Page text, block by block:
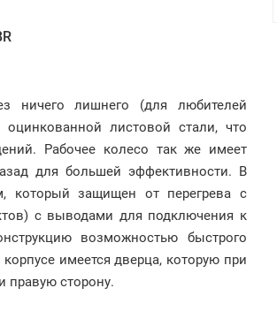
ничего лишнего (для любителей
листовой стали, что
Рабочее колесо так же имеет
для большей эффективности. В
который защищен от перегрева с
с выводами для подключения к
возможностью быстрого
имеется дверца, которую при
правую сторону.